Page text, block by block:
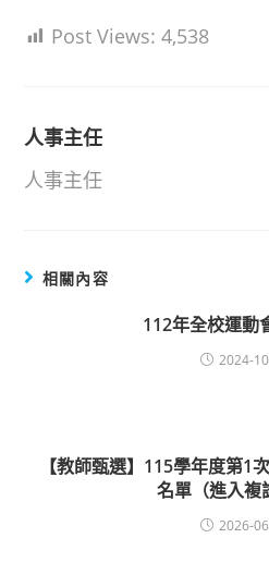
Post Views: 4,538
人事主任
人事主任
相關內容
112年全校運動
2024-
【教師甄選】115學年度第1
名單（進入複
2026-